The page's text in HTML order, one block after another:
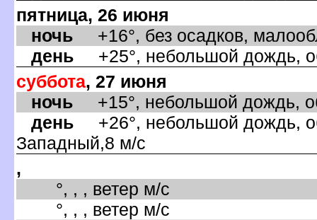
пятница, 26 июня
ночь +16°, без осадков,
день +25°, небольшой дождь,
суббота, 27 июня
ночь +15°, небольшой дождь,
день +26°, небольшой дождь,
Западный,8 м/с
,
°, , , ветер м/с
°, , , ветер м/с